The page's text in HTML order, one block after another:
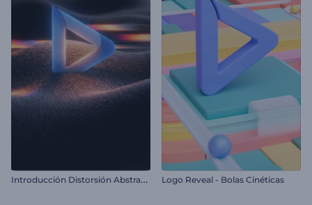
I
ntroducción Distorsión Abstracta Logo Reveal - Bolas Cinéticas